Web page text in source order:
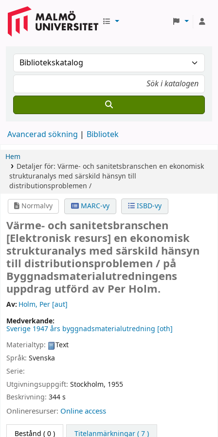
Avancerad sökning Bibliotek
Hem
Detaljer för: Värme- och sanitetsbranschen en ekonomisk
strukturanalys med särskild hänsyn till
distributionsproblemen /
Normalvy
MARC-vy ISBD-vy
Värme- och sanitetsbranschen
[Elektronisk resurs] en ekonomisk
strukturanalys med särskild hänsyn
till distributionsproblemen / på
Byggnadsmaterialutredningens
uppdrag utförd av Per Holm.
Av: Holm, Per [aut]
Medverkande:
Sverige 1947 års byggnadsmaterialutredning [oth]
Materialtyp:
Text
Språk: Svenska
Serie:
Utgivningsuppgift: Stockholm, 1955
Beskrivning: 344 s
Onlineresurser: Online access
Bestånd ( 0 ) Titelanmärkningar ( 7 )